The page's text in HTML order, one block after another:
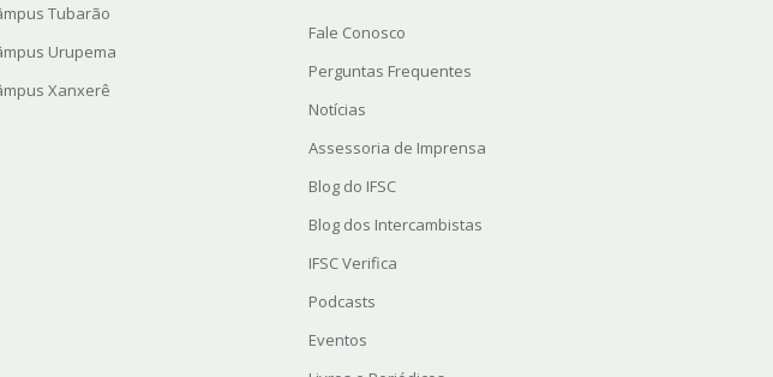
Tubarão
Urupema
Xanxerê
Fale Conosco
Perguntas Frequentes
Notícias
Assessoria de Imprensa
Blog do IFSC
Blog dos Intercambistas
IFSC Verifica
Podcasts
Eventos